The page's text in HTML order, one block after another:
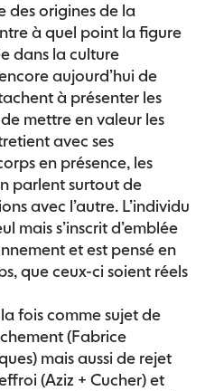
des origines de la
à quel point la figure
dans la culture
aujourd’hui de
à présenter les
mettre en valeur les
avec ses
en présence, les
parlent surtout de
avec l’autre. L’individu
mais s’inscrit d’emblée
et est pensé en
que ceux-ci soient réels
fois comme sujet de
(Fabrice
mais aussi de rejet
(Aziz + Cucher) et